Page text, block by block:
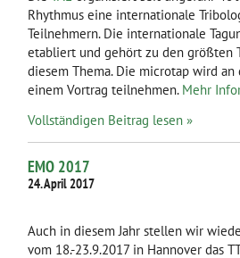
Rhythmus eine internationale
Teilnehmern. Die internationale
etabliert und gehört zu den größten
diesem Thema. Die microtap wird an
einem Vortrag teilnehmen. Mehr
Vollständigen Beitrag lesen »
EMO 2017
24. April 2017
Auch in diesem Jahr stellen wir
vom 18.-23.9.2017 in Hannover das